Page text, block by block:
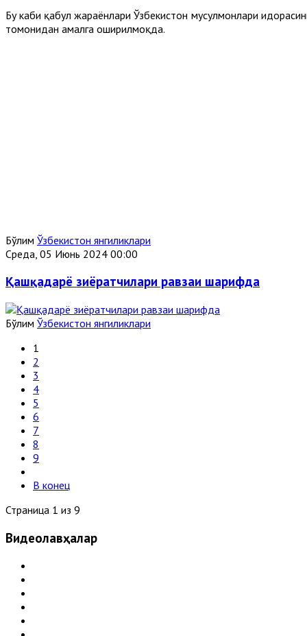
Бу каби қабул жараёнлари Ўзбекистон мусулмонлари
томонидан амалга оширилмоқда.
Бўлим Ўзбекистон янгиликлари
Среда, 05 Июнь 2024 00:00
Қашқадарё зиёратчилари равзаи шарифда
Бўлим Ўзбекистон янгиликлари
1
2
3
4
5
6
7
8
9
В конец
Страница 1 из 9
Видеолавҳалар